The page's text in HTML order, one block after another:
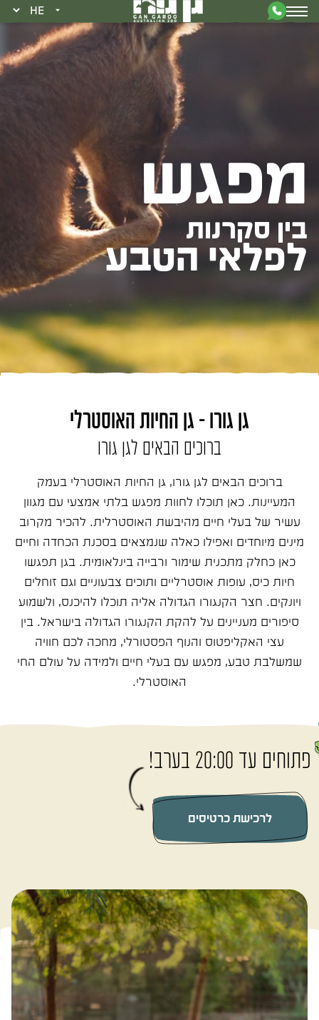
מפגש
בין סקרנות
לפלאי הטבע
גן גורו - גן החיות האוסטרלי
ברוכים הבאים לגן גורו
ברוכים הבאים לגן גורו, גן החיות האוסטרלי בעמק
המעיינות. כאן תוכלו לחוות מפגש בלתי אמצעי עם מגוון
עשיר של בעלי חיים מהיבשת האוסטרלית. להכיר מקרוב
מינים מיוחדים ואפילו כאלה שנמצאים בסכנת הכחדה וחיים
כאן כחלק מתכנית שימור ורבייה בינלאומית. בגן תפגשו
חיות כיס, עופות אוסטרליים ותוכים צבעוניים וגם זוחלים
ויונקים. חצר הקנגורו הגדולה אליה תוכלו להיכנס, ולשמוע
סיפורים מעניינים על להקת הקנגורו הגדולה בישראל. בין
עצי האקליפטוס והנוף הפסטורלי, מחכה לכם חוויה
שמשלבת טבע, מפגש עם בעלי חיים ולמידה על עולם החי
האוסטרלי.
פתוחים עד 20:00 בערב!
לרכישת כרטיסים